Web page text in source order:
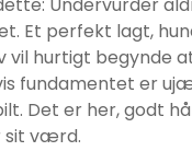
Et perfekt lagt,
vil hurtigt begynde
fundamentet er
Det er her, godt
sit værd.